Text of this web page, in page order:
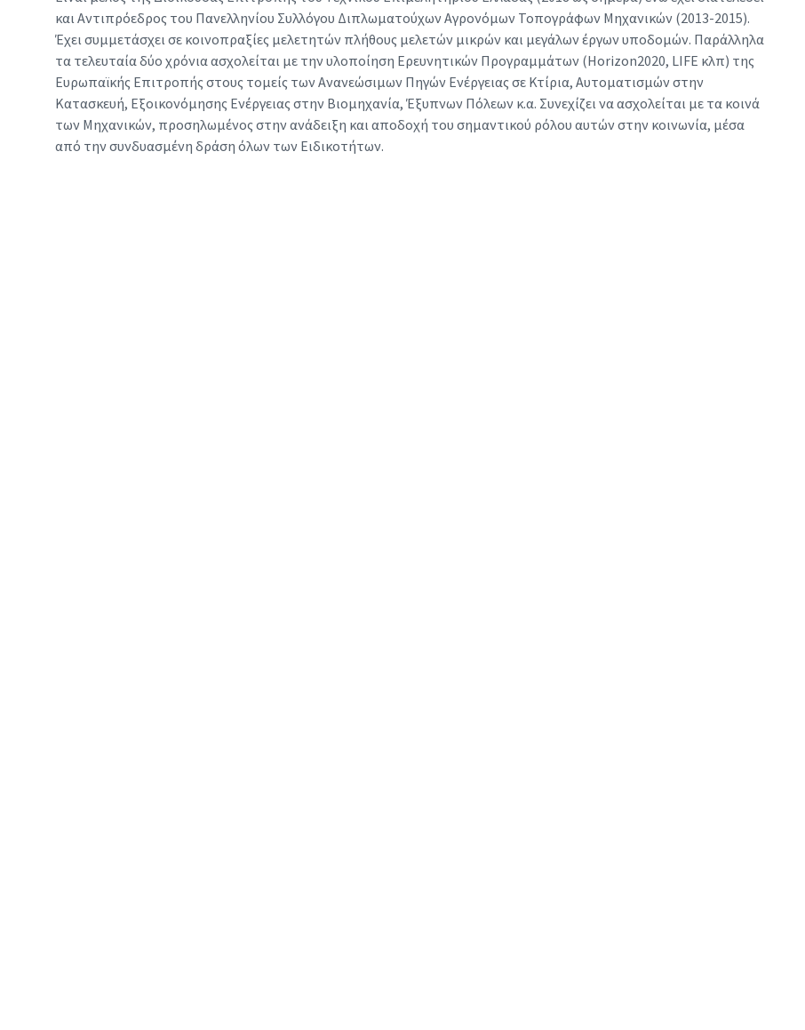
και Αντιπρόεδρος του Πανελληνίου Συλλόγου Διπλωματούχων Αγρονόμων Τοπογράφων Μηχανικών (2013-2015).
Έχει συμμετάσχει σε κοινοπραξίες μελετητών πλήθους μελετών μικρών και μεγάλων έργων υποδομών. Παράλληλα
τα τελευταία δύο χρόνια ασχολείται με την υλοποίηση Ερευνητικών Προγραμμάτων (Horizon2020, LIFE κλπ) της
Ευρωπαϊκής Επιτροπής στους τομείς των Ανανεώσιμων Πηγών Ενέργειας σε Κτίρια, Αυτοματισμών στην
Κατασκευή, Εξοικονόμησης Ενέργειας στην Βιομηχανία, Έξυπνων Πόλεων κ.α. Συνεχίζει να ασχολείται με τα κοινά
των Μηχανικών, προσηλωμένος στην ανάδειξη και αποδοχή του σημαντικού ρόλου αυτών στην κοινωνία, μέσα
από την συνδυασμένη δράση όλων των Ειδικοτήτων.